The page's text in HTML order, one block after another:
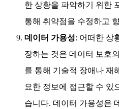
한 상황을 파악하기 위한
통해 취약점을 수정하고
데이터 가용성: 어떠한 상
장하는 것은 데이터 보호
를 통해 기술적 장애나 재
요한 정보에 접근할 수 있
습니다. 데이터 가용성은